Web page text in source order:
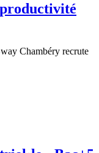
Chambéry recrute